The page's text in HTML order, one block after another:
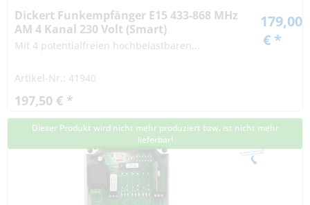
Dickert Funkempfänger E15 433-868 MHz
AM 4 Kanal 230 Volt (Smart)
Mit 4 potentialfreien hochbelastbaren...
Artikel-Nr.: 41940
197,50 € *
179,00
€ *
Dieser Produkt wird nicht mehr produziert bzw. ist nicht mehr
lieferbar!